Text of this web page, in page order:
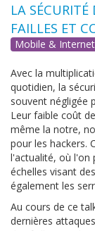
LA
FAILLES ET
Mobile &
Avec la
quotidien, la
souvent négligée
Leur faible coût
même la notre,
pour les hackers.
l'actualité, où l'on
échelles visant
également les
Au cours de ce
dernières